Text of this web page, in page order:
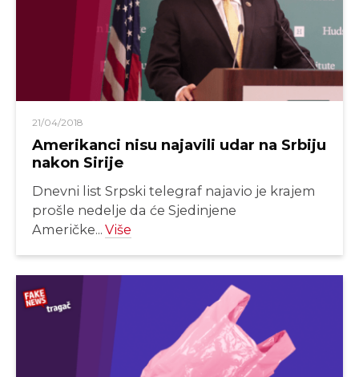
21/04/2018
Amerikanci nisu najavili udar na Srbiju
nakon Sirije
Dnevni list Srpski telegraf najavio je krajem
prošle nedelje da će Sjedinjene
Američke... Više